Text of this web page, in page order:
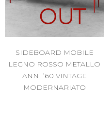
OUT
SIDEBOARD MOBILE
LEGNO ROSSO METALLO
ANNI ’60 VINTAGE
MODERNARIATO